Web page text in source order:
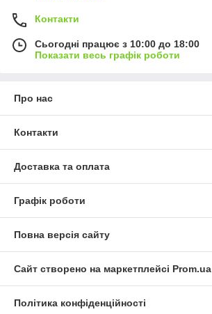
Контакти
Сьогодні працює з 10:00 до 18:00
Показати весь графік роботи
Про нас
Контакти
Доставка та оплата
Графік роботи
Повна версія сайту
Сайт створено на маркетплейсі Prom.ua
Політика конфіденційності